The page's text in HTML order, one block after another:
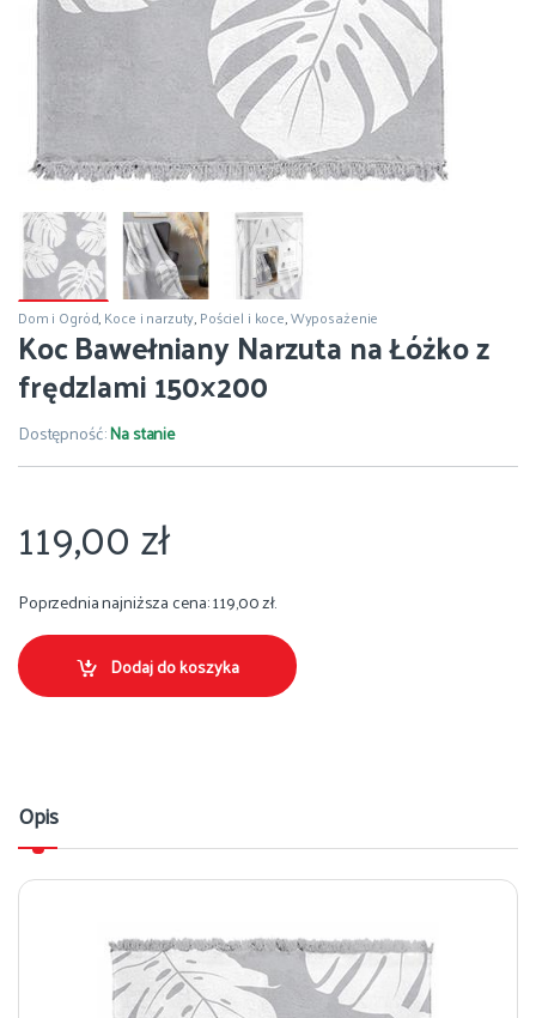
Dom i Ogród,Koce i narzuty,Pościel i koce,Wyposażenie
Koc Bawełniany Narzuta na Łóżko z
frędzlami 150×200
Dostępność:Na stanie
119,00zł
Poprzednia najniższa cena:119,00zł.
Dodaj do koszyka
Opis